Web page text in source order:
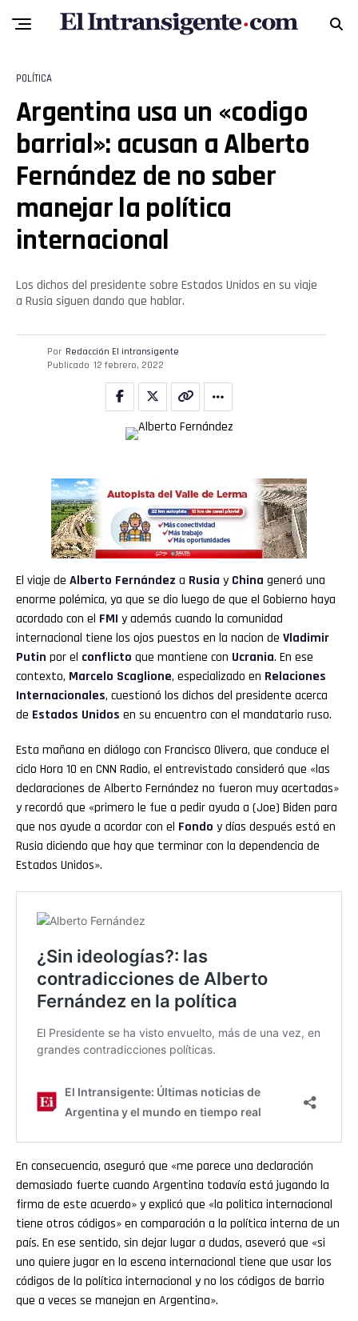
POLÍTICA
Argentina usa un «codigo
barrial»: acusan a Alberto
Fernández de no saber
manejar la política
internacional
Los dichos del presidente sobre Estados Unidos en su viaje
a Rusia siguen dando que hablar.
Por Redacción El intransigente
Publicado 12 febrero, 2022
El viaje de Alberto Fernández a Rusia y China generó una
enorme polémica, ya que se dio luego de que el Gobierno haya
acordado con el FMI y además cuando la comunidad
internacional tiene los ojos puestos en la nacion de Vladimir
Putin por el conflicto que mantiene con Ucrania. En ese
contexto, Marcelo Scaglione, especializado en Relaciones
Internacionales, cuestionó los dichos del presidente acerca
de Estados Unidos en su encuentro con el mandatario ruso.
Esta mañana en diálogo con Francisco Olivera, que conduce el
ciclo Hora 10 en CNN Radio, el entrevistado consideró que «las
declaraciones de Alberto Fernández no fueron muy acertadas»
y recordó que «primero le fue a pedir ayuda a (Joe) Biden para
que nos ayude a acordar con el Fondo y días después está en
Rusia diciendo que hay que terminar con la dependencia de
Estados Unidos».
En consecuencia, aseguró que «me parece una declaración
demasiado fuerte cuando Argentina todavía está jugando la
firma de este acuerdo» y explicó que «la politica internacional
tiene otros códigos» en comparación a la política interna de un
país. En ese sentido, sin dejar lugar a dudas, aseveró que «si
uno quiere jugar en la escena internacional tiene que usar los
códigos de la política internacional y no los códigos de barrio
que a veces se manejan en Argentina».